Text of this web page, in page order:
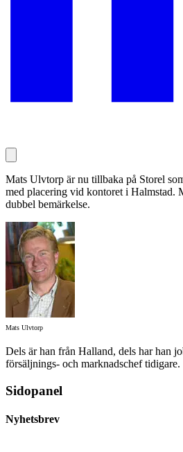
Mats Ulvtorp är nu tillbaka på Storel
med placering vid kontoret i Halmstad.
dubbel bemärkelse.
Mats Ulvtorp
Dels är han från Halland, dels har han
försäljnings- och marknadschef tidigare.
Sidopanel
Nyhetsbrev